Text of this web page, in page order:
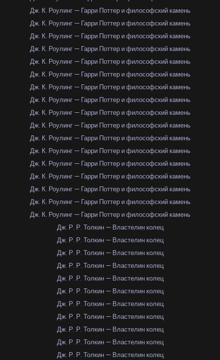
Дж. К. Роулинг — Гарри Поттер и философский камень
Дж. К. Роулинг — Гарри Поттер и философский камень
Дж. К. Роулинг — Гарри Поттер и философский камень
Дж. К. Роулинг — Гарри Поттер и философский камень
Дж. К. Роулинг — Гарри Поттер и философский камень
Дж. К. Роулинг — Гарри Поттер и философский камень
Дж. К. Роулинг — Гарри Поттер и философский камень
Дж. К. Роулинг — Гарри Поттер и философский камень
Дж. К. Роулинг — Гарри Поттер и философский камень
Дж. К. Роулинг — Гарри Поттер и философский камень
Дж. К. Роулинг — Гарри Поттер и философский камень
Дж. К. Роулинг — Гарри Поттер и философский камень
Дж. К. Роулинг — Гарри Поттер и философский камень
Дж. К. Роулинг — Гарри Поттер и философский камень
Дж. К. Роулинг — Гарри Поттер и философский камень
Дж. К. Роулинг — Гарри Поттер и философский камень
Дж. К. Роулинг — Гарри Поттер и философский камень
Дж. Р. Р. Толкин — Властелин колец
Дж. Р. Р. Толкин — Властелин колец
Дж. Р. Р. Толкин — Властелин колец
Дж. Р. Р. Толкин — Властелин колец
Дж. Р. Р. Толкин — Властелин колец
Дж. Р. Р. Толкин — Властелин колец
Дж. Р. Р. Толкин — Властелин колец
Дж. Р. Р. Толкин — Властелин колец
Дж. Р. Р. Толкин — Властелин колец
Дж. Р. Р. Толкин — Властелин колец
Дж. Р. Р. Толкин — Властелин колец